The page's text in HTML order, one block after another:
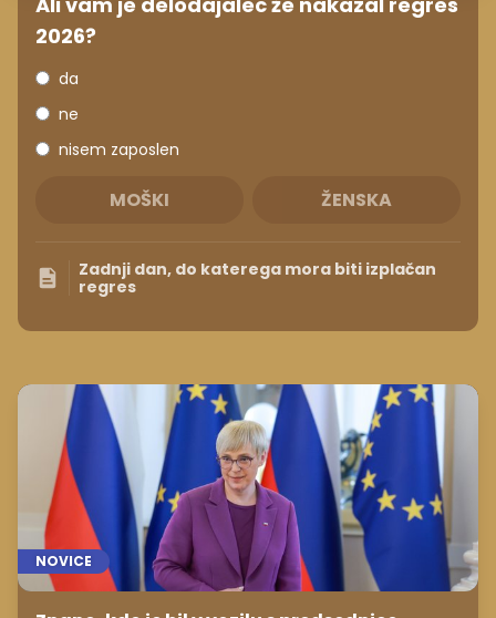
2026?
da
ne
nisem zaposlen
MOŠKI ŽENSKA
Zadnji dan, do katerega mora biti izplačan
regres
NOVICE